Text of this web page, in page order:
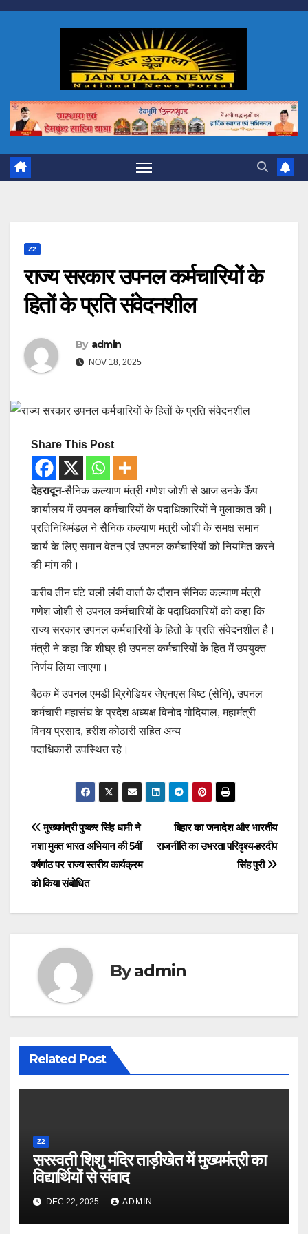
Skip
Z2
राज्य सरकार उपनल कर्मचारियों के
हितों के प्रति संवेदनशील
By admin
NOV 18, 2025
Share This Post
देहरादून-सैनिक कल्याण मंत्री गणेश जोशी से आज उनके कैंप
कार्यालय में उपनल कर्मचारियों के पदाधिकारियों ने मुलाकात की।
प्रतिनिधिमंडल ने सैनिक कल्याण मंत्री जोशी के समक्ष समान
कार्य के लिए समान वेतन एवं उपनल कर्मचारियों को नियमित करने
की मांग की।
करीब तीन घंटे चली लंबी वार्ता के दौरान सैनिक कल्याण मंत्री
गणेश जोशी से उपनल कर्मचारियों के पदाधिकारियों को कहा कि
राज्य सरकार उपनल कर्मचारियों के हितों के प्रति संवेदनशील है।
मंत्री ने कहा कि शीघ्र ही उपनल कर्मचारियों के हित में उपयुक्त
निर्णय लिया जाएगा।
बैठक में उपनल एमडी ब्रिगेडियर जेएनएस बिष्ट (सेनि), उपनल
कर्मचारी महासंघ के प्रदेश अध्यक्ष विनोद गोदियाल, महामंत्री
विनय प्रसाद, हरीश कोठारी सहित अन्य
पदाधिकारी उपस्थित रहे।
Continue
Reading
Post
navigation
बिहार का जनादेश और भारतीय
राजनीति का उभरता परिदृश्य-हरदीप
सिंह पुरी
मुख्यमंत्री पुष्कर सिंह धामी ने
नशा मुक्त भारत अभियान की 5वीं
वर्षगांठ पर राज्य स्तरीय कार्यक्रम
को किया संबोधित
Byadmin
Related Post
Z2
सरस्वती शिशु मंदिर ताड़ीखेत में मुख्यमंत्री का
विद्यार्थियों से संवाद
DEC 22, 2025 ADMIN